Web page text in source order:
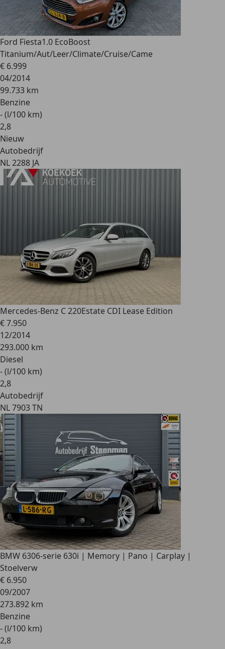
Ford Fiesta1.0 EcoBoost
Titanium/Aut/Leer/Climate/Cruise/Came
€ 6.999
04/2014
99.733 km
Benzine
- (l/100 km)
2,8
Nieuw
Autobedrijf
NL 2288 JA
Mercedes-Benz C 220Estate CDI Lease Edition
€ 7.950
12/2014
293.000 km
Diesel
- (l/100 km)
2,8
Autobedrijf
NL 7903 TN
BMW 6306-serie 630i | Memory | Pano | Carplay |
Stoelverw
€ 6.950
09/2007
273.892 km
Benzine
- (l/100 km)
2,8